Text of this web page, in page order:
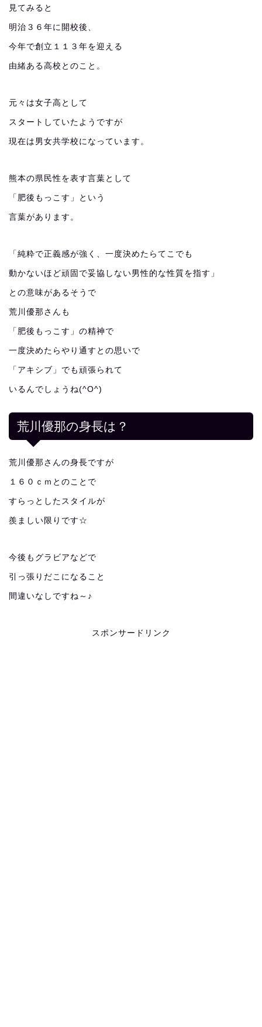
見てみると
明治３６年に開校後、
今年で創立１１３年を迎える
由緒ある高校とのこと。
元々は女子高として
スタートしていたようですが
現在は男女共学校になっています。
熊本の県民性を表す言葉として
「肥後もっこす」という
言葉があります。
「純粋で正義感が強く、一度決めたらてこでも
動かないほど頑固で妥協しない男性的な性質を指す」
との意味があるそうで
荒川優那さんも
「肥後もっこす」の精神で
一度決めたらやり通すとの思いで
「アキシブ」でも頑張られて
いるんでしょうね(^O^)
荒川優那の身長は？
荒川優那さんの身長ですが
１６０ｃｍとのことで
すらっとしたスタイルが
羨ましい限りです☆
今後もグラビアなどで
引っ張りだこになること
間違いなしですね～♪
スポンサードリンク